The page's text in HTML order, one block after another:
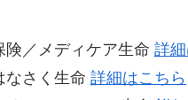
／メディケア生命 詳
なさく生命 詳細はこちら